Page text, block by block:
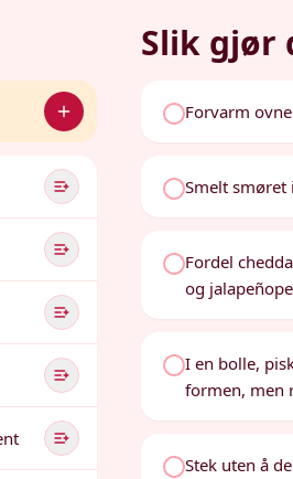
Slik gjør
Forvarm
Smelt smøret
Fordel
og
I en bolle,
formen, men
Stek uten å